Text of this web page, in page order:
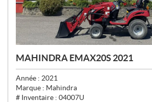
MAHINDRA EMAX20S 2021
Année : 2021
Marque : Mahindra
# Inventaire : 04007U